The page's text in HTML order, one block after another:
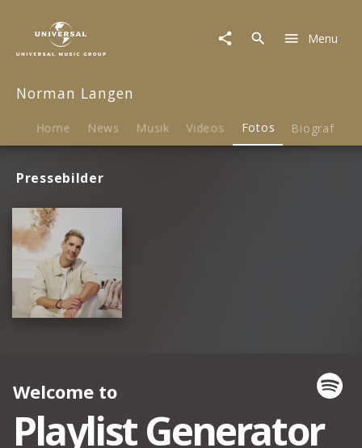
Fotos
Menu
Norman Langen
Home News Musik Videos Fotos Biografie
Pressebilder